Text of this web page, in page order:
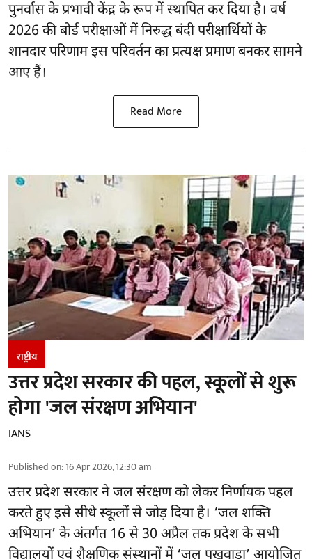
पुनर्वास के प्रभावी केंद्र के रूप में स्थापित कर दिया है। वर्ष
2026 की बोर्ड परीक्षाओं में निरुद्ध बंदी परीक्षार्थियों के
शानदार परिणाम इस परिवर्तन का प्रत्यक्ष प्रमाण बनकर सामने
आए हैं।
Read More
राष्ट्रीय
उत्तर प्रदेश सरकार की पहल, स्कूलों से शुरू
होगा 'जल संरक्षण अभियान'
IANS
Published on:16 Apr 2026, 12:30 am
उत्तर प्रदेश सरकार ने जल संरक्षण को लेकर निर्णायक पहल
करते हुए इसे सीधे स्कूलों से जोड़ दिया है। ‘जल शक्ति
अभियान’ के अंतर्गत 16 से 30 अप्रैल तक प्रदेश के सभी